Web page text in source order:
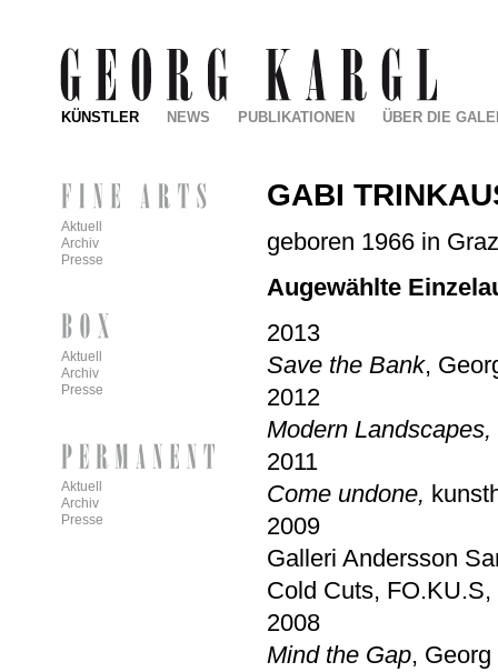
GABI
geboren 1966 in
Augewählte
2013
Save the Bank,
2012
Modern Landscapes,
2011
Come undone,
2009
Galleri Andersson
Cold Cuts,
2008
Mind the Gap,
KÜNSTLER NEWS PUBLIKATIONEN ÜBER DIE
Aktuell
Archiv
Presse
Aktuell
Archiv
Presse
Aktuell
Archiv
Presse